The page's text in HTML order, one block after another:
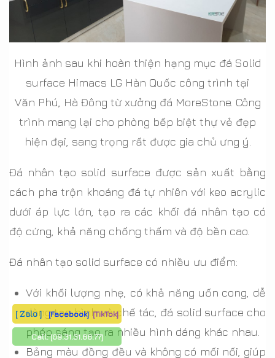
Hình ảnh sau khi hoàn thiện hạng mục đá Solid
surface Himacs LG Hàn Quốc công trình tại
Văn Phú, Hà Đông từ xưởng đá MoreStone. Công
trình mang lại cho phòng bếp biệt thự vẻ đẹp
hiện đại, sang trọng rất được gia chủ ưng ý.
Đá nhân tạo solid surface được sản xuất bằng
cách pha trộn khoáng đá tự nhiên với keo acrylic
dưới áp lực lớn, tạo ra các khối đá nhân tạo có
độ cứng, khả năng chống thấm và độ bền cao.
Đá nhân tạo solid surface có nhiều ưu điểm:
Với khối lượng nhẹ, có khả năng uốn cong, dễ
dàng tạo hình và chế tác, đá solid surface cho
phép sáng tạo ra nhiều hình dáng khác nhau.
Bảng màu đồng đều và không có mối nối, giúp
[ Zalo ] [Facebook] [TikTok]
Call:[09.31.31.88.77]